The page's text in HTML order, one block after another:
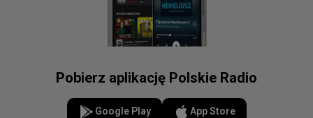
Pobierz aplikację Polskie Radio
Google Play App Store